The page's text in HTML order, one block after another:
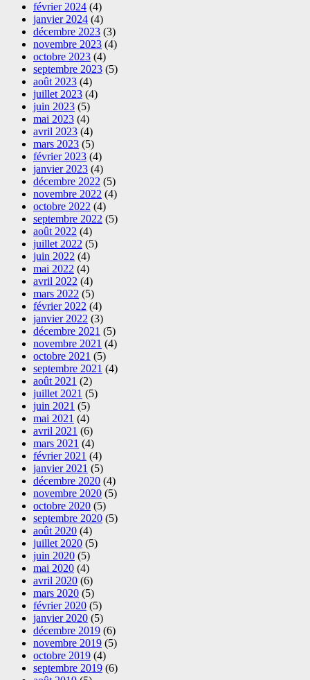
février 2024 (4)
janvier 2024 (4)
décembre 2023 (3)
novembre 2023 (4)
octobre 2023 (4)
septembre 2023 (5)
août 2023 (4)
juillet 2023 (4)
juin 2023 (5)
mai 2023 (4)
avril 2023 (4)
mars 2023 (5)
février 2023 (4)
janvier 2023 (4)
décembre 2022 (5)
novembre 2022 (4)
octobre 2022 (4)
septembre 2022 (5)
août 2022 (4)
juillet 2022 (5)
juin 2022 (4)
mai 2022 (4)
avril 2022 (4)
mars 2022 (5)
février 2022 (4)
janvier 2022 (3)
décembre 2021 (5)
novembre 2021 (4)
octobre 2021 (5)
septembre 2021 (4)
août 2021 (2)
juillet 2021 (5)
juin 2021 (5)
mai 2021 (4)
avril 2021 (6)
mars 2021 (4)
février 2021 (4)
janvier 2021 (5)
décembre 2020 (4)
novembre 2020 (5)
octobre 2020 (5)
septembre 2020 (5)
août 2020 (4)
juillet 2020 (5)
juin 2020 (5)
mai 2020 (4)
avril 2020 (6)
mars 2020 (5)
février 2020 (5)
janvier 2020 (5)
décembre 2019 (6)
novembre 2019 (5)
octobre 2019 (4)
septembre 2019 (6)